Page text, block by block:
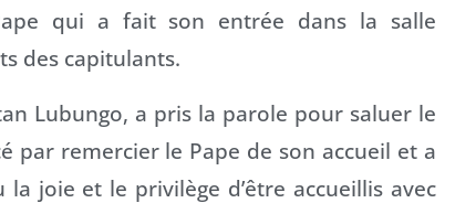
qui a fait son entrée dans la salle
des capitulants.
Lubungo, a pris la parole pour saluer le
par remercier le Pape de son accueil et a
joie et le privilège d’être accueillis avec